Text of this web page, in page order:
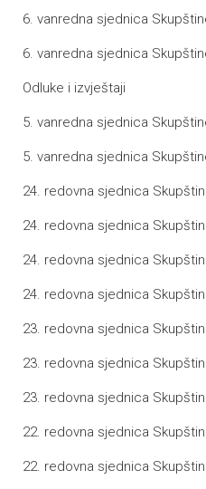
6. vanredna sjednica
6. vanredna sjednica
Odluke i izvještaji
5. vanredna sjednica
5. vanredna sjednica
24. redovna sjednica
24. redovna sjednica
24. redovna sjednica
24. redovna sjednica
23. redovna sjednica
23. redovna sjednica
23. redovna sjednica
22. redovna sjednica
22. redovna sjednica